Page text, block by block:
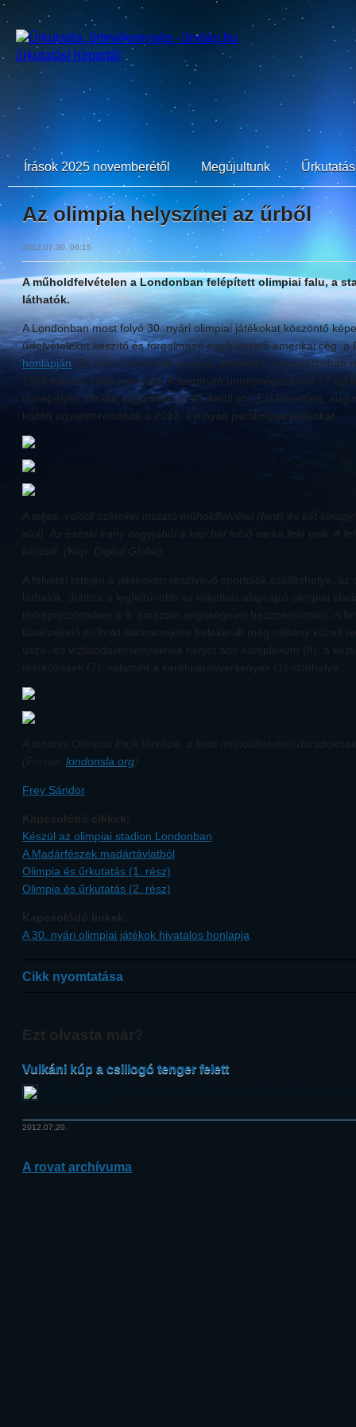
Írások 2025 novemberétől Megújultunk
Az olimpia helyszínei az űrből
2012.07.30. 06:15
A műholdfelvételen a Londonban felépített olimpiai falu, a
láthatók.
A Londonban most folyó 30. nyári olimpiai játékokat köszöntő
űrfelvételeket készítő és forgalmazó egyik vezető amerikai cég, a
honlapján . Ez már a harmadik olimpia, amelyet a brit fővárosban
1908-ban és 1948-ban volt). A megnyitó ünnepséget július 27-én
ünnepélyes zárása augusztus 12-én kerül sor. Ezt követően,
között ugyanitt rendezik a 2012. évi nyári paralimpiai játékokat.
A teljes, valódi színeket mutató műholdfelvétel (fent) és két
alul). Az északi irány nagyjából a kép bal felső sarka felé esik. A
készült. (Kép: Digital Globe)
A felvétel tetején a játékokon résztvevő sportolók szálláshelye, az
láthatók. Jobbra a legfeltűnőbb az elliptikus alaprajzú olimpiai
térképrészleteken a 9. sorszám segítségével beazonosítható. A
távérzékelő műhold látómezejébe belekerült még néhány közeli
úszó- és vízilabdaversenyeknek helyet adó komplexum (8), a
mérkőzések (7), valamint a kerékpárosversenyek (1) színhelye.
A londoni Olimpiai Park térképe, a fenti műholdfelvétel-
(Forrás: londonsla.org)
Frey Sándor
Kapcsolódó cikkek:
Készül az olimpiai stadion Londonban
A Madárfészek madártávlatból
Olimpia és űrkutatás (1. rész)
Olimpia és űrkutatás (2. rész)
Kapcsolódó linkek:
A 30. nyári olimpiai játékok hivatalos honlapja
Cikk nyomtatása
Ezt olvasta már?
Vulkáni kúp a csillogó tenger felett
2012.07.20.
A rovat archívuma